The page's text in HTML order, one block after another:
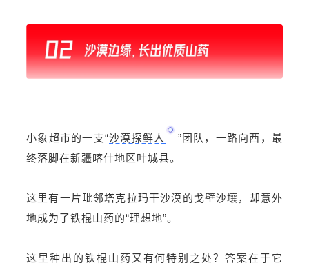
小象超市的一支“沙漠探鲜人
”团队，一路向西，最
终落脚在新疆喀什地区叶城县。
这里有一片毗邻塔克拉玛干沙漠的戈壁沙壤，却意外
地成为了铁棍山药的“理想地”。
这里种出的铁棍山药又有何特别之处？答案在于它